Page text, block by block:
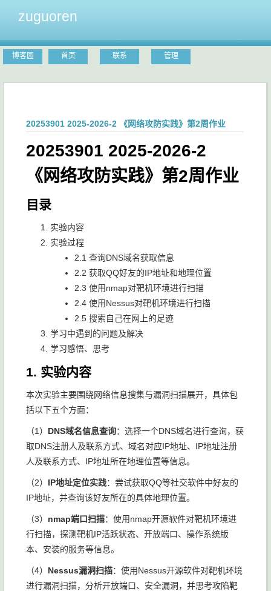
zuguoren
博客园 首页 联系 管理
20253901 2025-2026-2 《网络攻防实践》第2周作业
20253901 2025-2026-2
《网络攻防实践》第2周作业
目录
实验内容
实验过程
2.1 查询DNS域名获取信息
2.2 获取QQ好友的IP地址和地理位置
2.3 使用nmap对靶机环境进行扫描
2.4 使用Nessus对靶机环境进行扫描
2.5 搜索自己在网上的足迹
学习中遇到的问题及解决
学习感悟、思考
1. 实验内容
本次实验主要围绕网络信息搜集与漏洞扫描展开，具体包
括以下五个方面：
（1） DNS域名信息查询：选择一个DNS域名进行查询，获
取DNS注册人及联系方式、域名对应IP地址、IP地址注册
人及联系方式、IP地址所在地理位置等信息。
（2） IP地址定位实践：尝试获取QQ等社交软件中好友的
IP地址，并查询该好友所在的具体地理位置。
（3） nmap端口扫描：使用nmap开源软件对靶机环境进
行扫描，探测靶机IP活跃状态、开放端口、操作系统版
本、安装的服务等信息。
（4） Nessus漏洞扫描：使用Nessus开源软件对靶机环境
进行漏洞扫描，分析开放端口、安全漏洞，并思考攻陷靶